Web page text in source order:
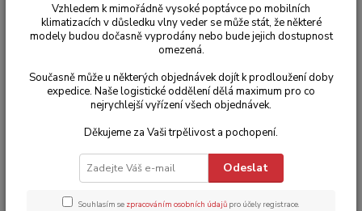
Zahradní technika Čerpadla Příslušenství
Digitální tlakový
spínač s kabelem a vidlicí DPC 10-A EVAK
Digitální tlakový spínač s
kabelem a vidlicí DPC 10-A EVAK
Vzhledem k mimořádně vysoké poptávce po mobilních
klimatizacích v důsledku vlny veder se může stát, že některé
modely budou dočasně vyprodány nebo bude jejich dostupnost
omezená.
Současně může u některých objednávek dojít k prodloužení doby
expedice. Naše logistické oddělení dělá maximum pro co
nejrychlejší vyřízení všech objednávek.
Děkujeme za Vaši trpělivost a pochopení.
Odeslat
Souhlasím se zpracováním osobních údajů pro účely registrace.